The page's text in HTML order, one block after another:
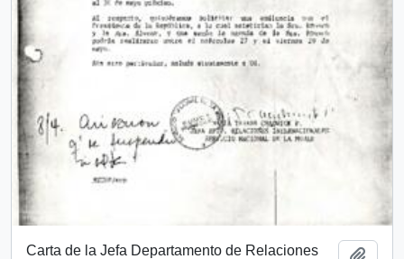
Carta de la Jefa Departamento de Relaciones